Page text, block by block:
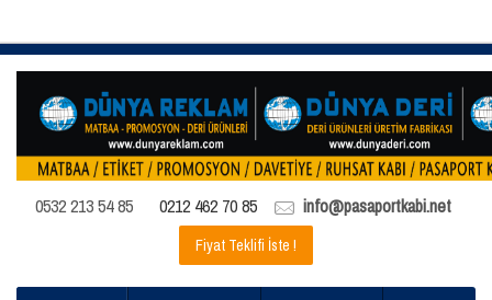
0532 213 54 85 0212 462 70 85 info@pasaportkabi.net
Fiyat Teklifi İste !